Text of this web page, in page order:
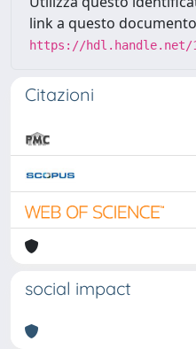
link a questo
https://hdl.handle.net/
Citazioni
social impact